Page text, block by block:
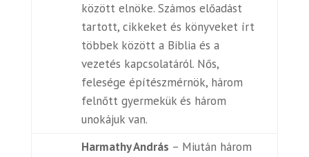
között elnöke. Számos előadást
tartott, cikkeket és könyveket írt
többek között a Biblia és a
vezetés kapcsolatáról. Nős,
felesége építészmérnök, három
felnőtt gyermekük és három
unokájuk van.
Harmathy András – Miután három